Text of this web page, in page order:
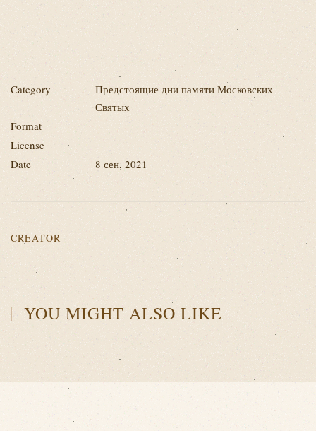
Category
Предстоящие дни памяти Московских
Святых
Format
License
Date
8 сен, 2021
CREATOR
YOU MIGHT ALSO LIKE